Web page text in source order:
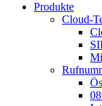
Produkte
Cloud-